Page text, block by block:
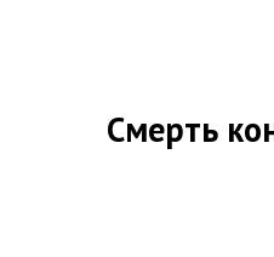
Смерть